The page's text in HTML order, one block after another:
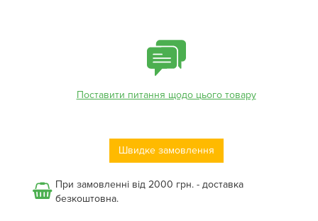
Поставити питання щодо цього товару
Швидке замовлення
При замовленні від 2000 грн. - доставка
безкоштовна.